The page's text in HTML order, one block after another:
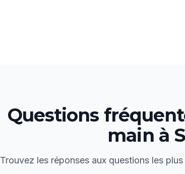
Questions
main à
Trouvez les réponses aux questions les